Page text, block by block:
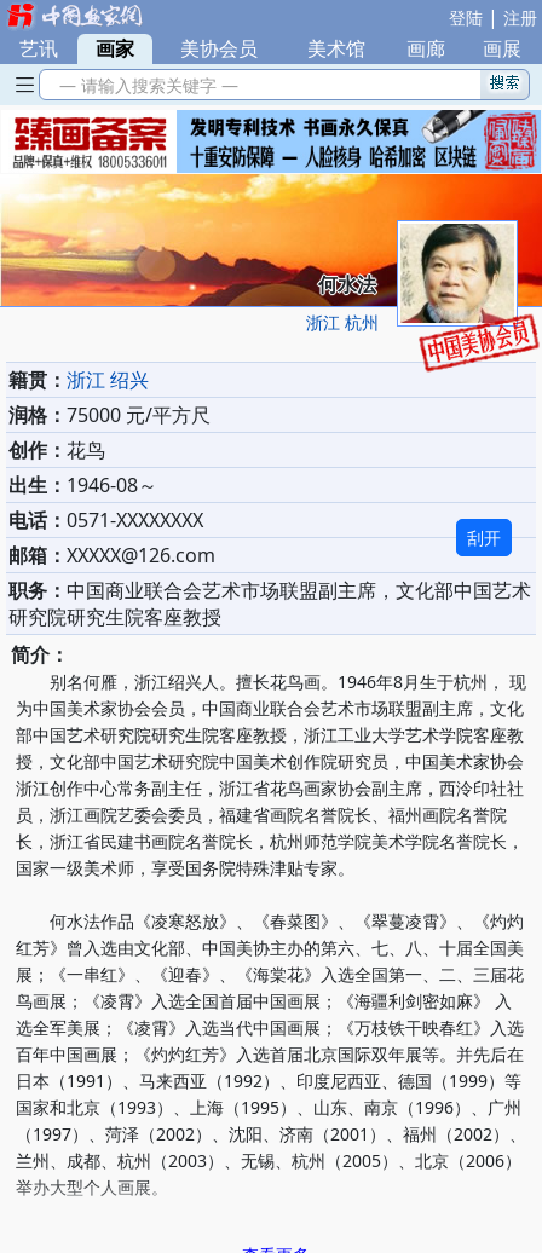
登陆 | 注册
艺讯 | 画家 美协会员 美术馆 画廊 画展
— 请输入搜索关键字 —
何水法
浙江 杭州
籍贯： 浙江 绍兴
润格： 75000 元/平方尺
创作： 花鸟
出生： 1946-08～
电话： 0571-XXXXXXXX
邮箱： XXXXX@126.com
刮开
职务： 中国商业联合会艺术市场联盟副主席，文化部中国艺术
研究院研究生院客座教授
简介：
别名何雁，浙江绍兴人。擅长花鸟画。1946年8月生于杭州， 现
为中国美术家协会会员，中国商业联合会艺术市场联盟副主席，文化
部中国艺术研究院研究生院客座教授，浙江工业大学艺术学院客座教
授，文化部中国艺术研究院中国美术创作院研究员，中国美术家协会
浙江创作中心常务副主任，浙江省花鸟画家协会副主席，西泠印社社
员，浙江画院艺委会委员，福建省画院名誉院长、福州画院名誉院
长，浙江省民建书画院名誉院长，杭州师范学院美术学院名誉院长，
国家一级美术师，享受国务院特殊津贴专家。
何水法作品《凌寒怒放》、《春菜图》、《翠蔓凌霄》、《灼灼
红芳》曾入选由文化部、中国美协主办的第六、七、八、十届全国美
展；《一串红》、《迎春》、《海棠花》入选全国第一、二、三届花
鸟画展；《凌霄》入选全国首届中国画展；《海疆利剑密如麻》 入
选全军美展；《凌霄》入选当代中国画展；《万枝铁干映春红》入选
百年中国画展；《灼灼红芳》入选首届北京国际双年展等。并先后在
日本（1991）、马来西亚（1992）、印度尼西亚、德国（1999）等
国家和北京（1993）、上海（1995）、山东、南京（1996）、广州
（1997）、菏泽（2002）、沈阳、济南（2001）、福州（2002）、
兰州、成都、杭州（2003）、无锡、杭州（2005）、北京（2006）
举办大型个人画展。